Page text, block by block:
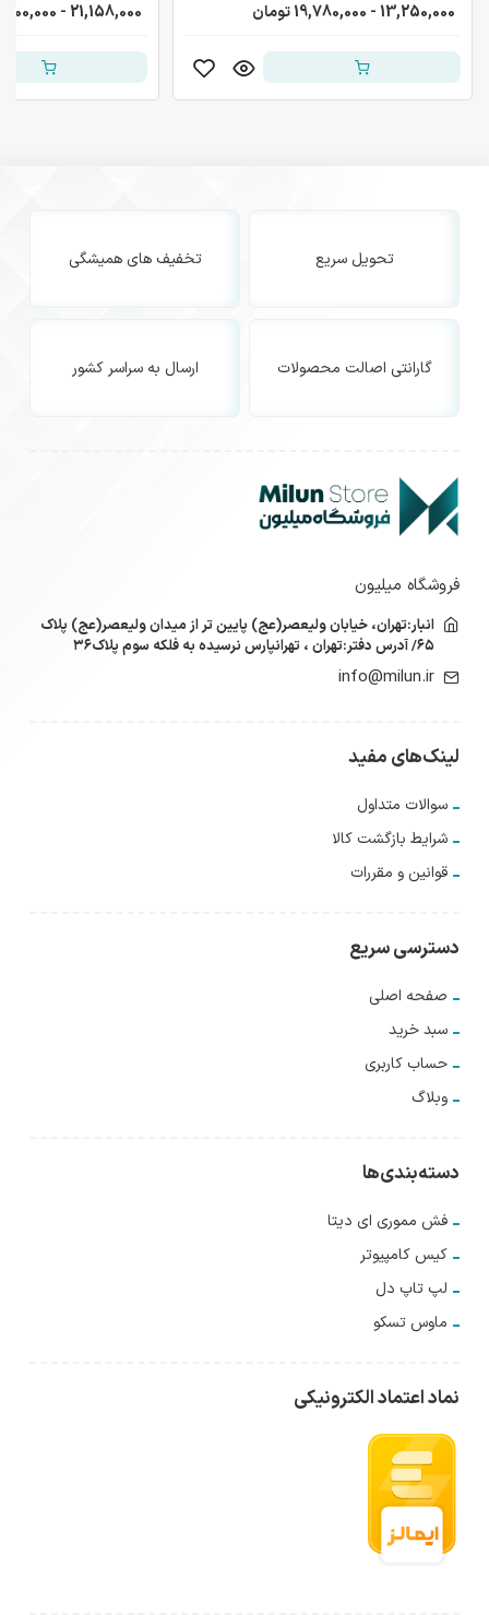
13,250,000 - 19,780,000 تومان 21,158,000 - 31,100,000 تومان
تحویل سریع تخفیف های همیشگی
گارانتی اصالت محصولات ارسال به سراسر کشور
فروشگاه میلیون
انبار:تهران، خیابان ولیعصر(عج) پایین تر از میدان ولیعصر(عج) پلاک
۶۵/ آدرس دفتر:تهران ، تهرانپارس نرسیده به فلکه سوم پلاک۳۶
info@milun.ir
لینک‌های مفید
سوالات متداول
شرایط بازگشت کالا
قوانین و مقررات
دسترسی سریع
صفحه اصلی
سبد خرید
حساب کاربری
وبلاگ
دسته‌بندی‌ها
فش مموری ای دیتا
کیس کامپیوتر
لپ تاپ دل
ماوس تسکو
نماد اعتماد الکترونیکی